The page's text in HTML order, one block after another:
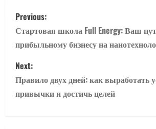
P
o
s
t
n
Previous:
Стартовая школа Full Energy: Ваш
прибыльному бизнесу на
Next:
Правило двух дней: как выработать
привычки и достичь целей